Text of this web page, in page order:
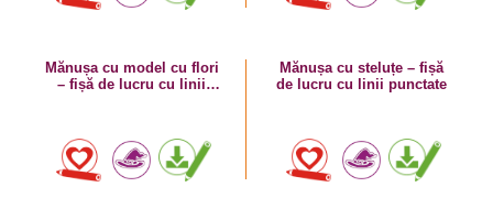
Mănușa cu model cu flori
– fișă de lucru cu linii
Mănușa cu steluțe – fișă
de lucru cu linii punctate